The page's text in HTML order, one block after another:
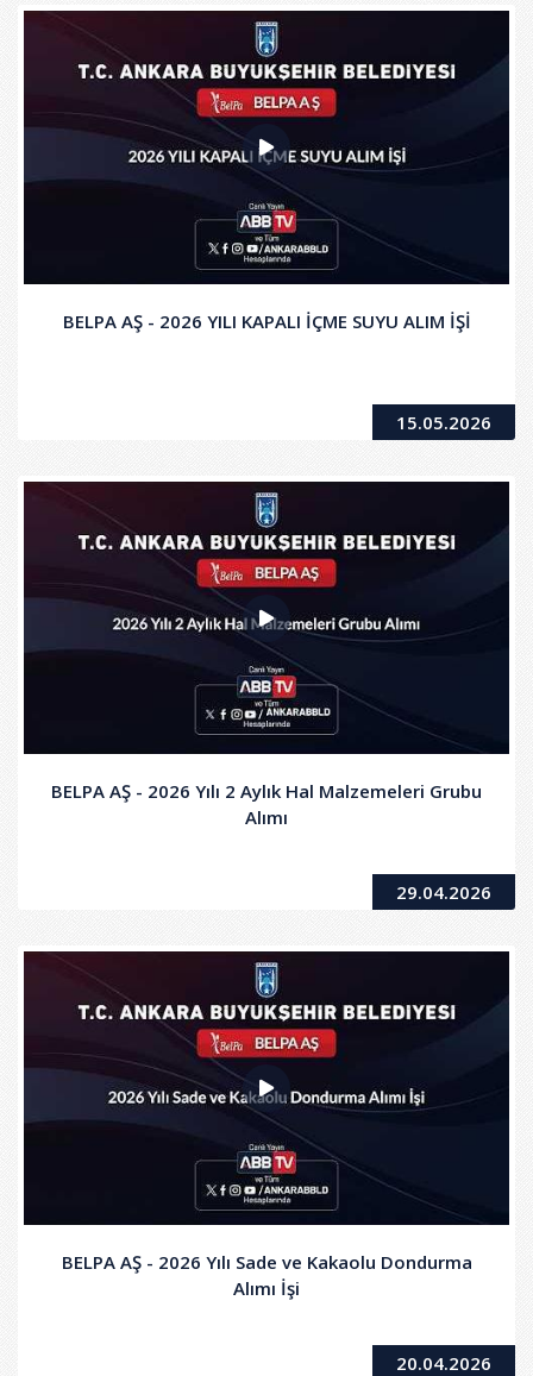
BELPA AŞ - 2026 YILI KAPALI İÇME SUYU ALIM İŞİ
15.05.2026
BELPA AŞ - 2026 Yılı 2 Aylık Hal Malzemeleri Grubu
Alımı
29.04.2026
BELPA AŞ - 2026 Yılı Sade ve Kakaolu Dondurma
Alımı İşi
20.04.2026